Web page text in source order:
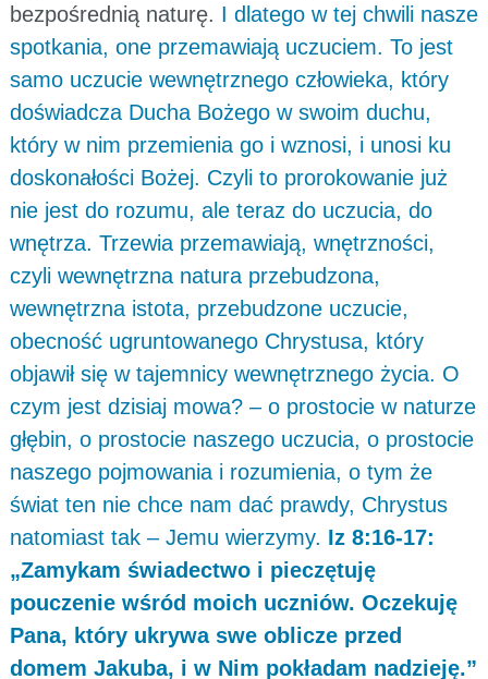
bezpośrednią naturę. I dlatego w tej chwili nasze
spotkania, one przemawiają uczuciem. To jest
samo uczucie wewnętrznego człowieka, który
doświadcza Ducha Bożego w swoim duchu,
który w nim przemienia go i wznosi, i unosi ku
doskonałości Bożej. Czyli to prorokowanie już
nie jest do rozumu, ale teraz do uczucia, do
wnętrza. Trzewia przemawiają, wnętrzności,
czyli wewnętrzna natura przebudzona,
wewnętrzna istota, przebudzone uczucie,
obecność ugruntowanego Chrystusa, który
objawił się w tajemnicy wewnętrznego życia. O
czym jest dzisiaj mowa? – o prostocie w naturze
głębin, o prostocie naszego uczucia, o prostocie
naszego pojmowania i rozumienia, o tym że
świat ten nie chce nam dać prawdy, Chrystus
natomiast tak – Jemu wierzymy. Iz 8:16-17:
„Zamykam świadectwo i pieczętuję
pouczenie wśród moich uczniów. Oczekuję
Pana, który ukrywa swe oblicze przed
domem Jakuba, i w Nim pokładam nadzieję.”